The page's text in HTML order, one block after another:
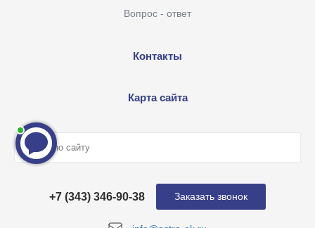
Вопрос - ответ
Контакты
Карта сайта
+7 (343) 346-90-38 Заказать звонок